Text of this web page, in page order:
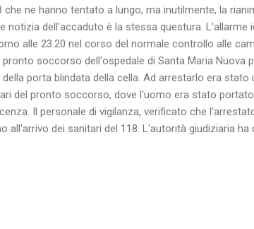
che ne hanno tentato a lungo, ma inutilmente, la
notizia dell'accaduto è la stessa questura. L'allarme
alle 23.20 nel corso del normale controllo alle
soccorso dell'ospedale di Santa Maria Nuova
porta blindata della cella. Ad arrestarlo era stato
del pronto soccorso, dove l'uomo era stato
Il personale di vigilanza, verificato che
dei sanitari del 118. L'autorità giudiziaria ha